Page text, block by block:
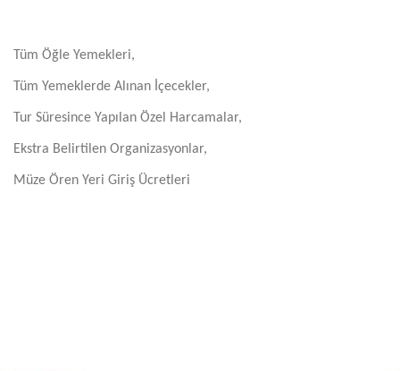
Tüm Öğle Yemekleri,
Tüm Yemeklerde Alınan İçecekler,
Tur Süresince Yapılan Özel Harcamalar,
Ekstra Belirtilen Organizasyonlar,
Müze Ören Yeri Giriş Ücretleri